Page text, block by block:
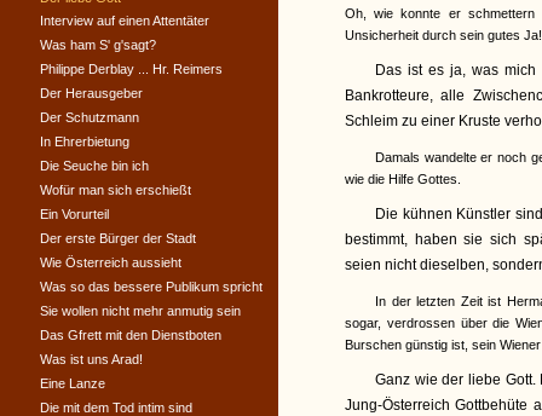
Oh, wie konnte er
Unsicherheit durch sein gutes
Das ist es ja, was
Bankrotteure, alle
Schleim zu einer Kruste
Damals wandelte er noch
wie die Hilfe Gottes.
Die kühnen Künstler
bestimmt, haben sie sich
seien nicht dieselben,
In der letzten Zeit ist
sogar, verdrossen über die
Burschen günstig ist, sein
Ganz wie der liebe
Jung-Österreich Gottbehüte
Interview auf einen Attentäter
Was ham S' g'sagt?
Philippe Derblay ... Hr. Reimers
Der Herausgeber
Der Schutzmann
In Ehrerbietung
Die Seuche bin ich
Wofür man sich erschießt
Ein Vorurteil
Der erste Bürger der Stadt
Wie Österreich aussieht
Was so das bessere Publikum spricht
Sie wollen nicht mehr anmutig sein
Das Gfrett mit den Dienstboten
Was ist uns Arad!
Eine Lanze
Die mit dem Tod intim sind